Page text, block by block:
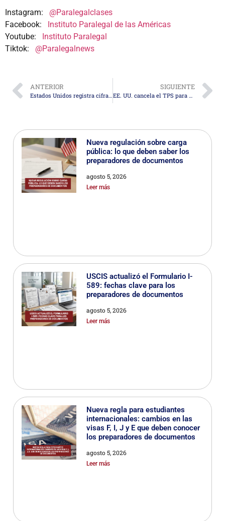
Instagram: @Paralegalclases
Facebook: Instituto Paralegal de las Américas
Youtube: Instituto Paralegal
Tiktok: @Paralegalnews
ANTERIOR
Estados Unidos registra cifras históricas de seguridad fronteriza en junio de 2025
SIGUIENTE
EE. UU. cancela el TPS para Haití
Nueva regulación sobre carga
pública: lo que deben saber los
preparadores de documentos
agosto 5, 2026
Leer más
USCIS actualizó el Formulario I-
589: fechas clave para los
preparadores de documentos
agosto 5, 2026
Leer más
Nueva regla para estudiantes
internacionales: cambios en las
visas F, I, J y E que deben conocer
los preparadores de documentos
agosto 5, 2026
Leer más